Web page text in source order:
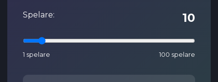
Spelare: 10
1 spelare 100 spelare